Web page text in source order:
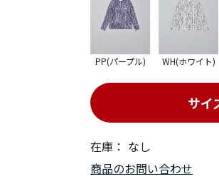
在庫： なし
サイ
PP(パープル) WH(ホワイト)
商品のお問い合わせ